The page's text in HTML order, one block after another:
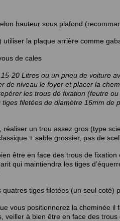
hauteur sous plafond
la plaque arrière comme
de cales
20 Litres ou un pneu de voiture
de niveau le foyer et placer la
les trous de fixation (feutre
filetées de diamètre 16mm de
un trou assez gros (type
+ sable grossier, pas de
être en face des trous de
qui maintiendra les tiges
quatres tiges filetées (un seul coté)
vous positionnerez la cheminée il
veiller à bien être en face des